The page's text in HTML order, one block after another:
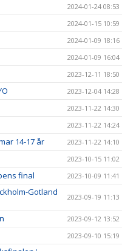
2024-01-24 08:53
2024-01-15 10:59
2024-01-09 18:16
2024-01-09 16:04
2023-12-11 18:50
2023-12-04 14:28
2023-11-22 14:30
2023-11-22 14:24
14-17 år 2023-11-22 14:10
2023-10-15 11:02
final 2023-10-09 11:41
Gotland
2023-09-19 11:13
2023-09-12 13:52
2023-09-10 15:19